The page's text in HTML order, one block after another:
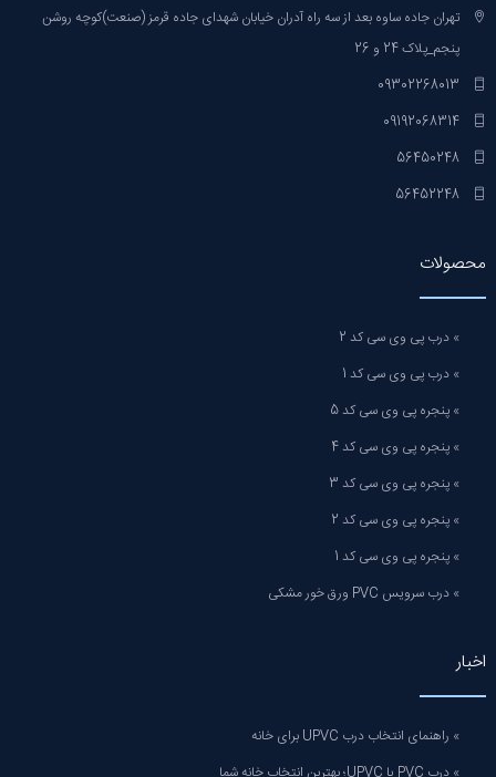
تهران جاده ساوه بعد از سه راه آدران خیابان شهدای جاده قرمز (صنعت)کوچه روشن
پنجم_پلاک 24 و 26
09302268013
09192068314
56450248
56452248
محصولات
» درب پی وی سی کد 2
» درب پی وی سی کد 1
» پنجره پی وی سی کد 5
» پنجره پی وی سی کد 4
» پنجره پی وی سی کد 3
» پنجره پی وی سی کد 2
» پنجره پی وی سی کد 1
» درب سرویس PVC ورق خور مشکی
اخبار
» راهنمای انتخاب درب UPVC برای خانه
» درب PVC یا UPVC؛ بهترین انتخاب خانه شما